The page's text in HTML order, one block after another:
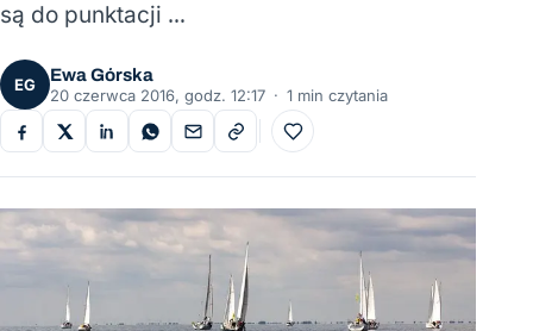
są do punktacji …
EG
Ewa Górska
20 czerwca 2016, godz. 12:17 · 1 min czytania
Do ulubionych